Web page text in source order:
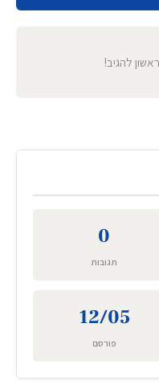
להגיב!
0
תגובות
12/05
פורסם